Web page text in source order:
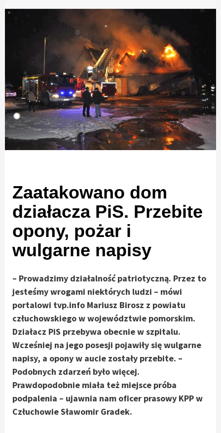
Zaatakowano dom
działacza PiS. Przebite
opony, pożar i
wulgarne napisy
– Prowadzimy działalność patriotyczną. Przez to
jesteśmy wrogami niektórych ludzi – mówi
portalowi tvp.info Mariusz Birosz z powiatu
człuchowskiego w województwie pomorskim.
Działacz PiS przebywa obecnie w szpitalu.
Wcześniej na jego posesji pojawiły się wulgarne
napisy, a opony w aucie zostały przebite. –
Podobnych zdarzeń było więcej.
Prawdopodobnie miała też miejsce próba
podpalenia – ujawnia nam oficer prasowy KPP w
Człuchowie Sławomir Gradek.